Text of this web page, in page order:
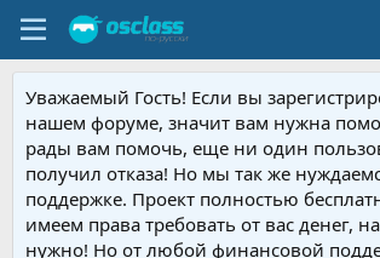
Уважаемый Гость! Если вы
нашем форуме, значит вам нужна
рады вам помочь, еще ни один
получил отказа! Но мы так же
поддержке. Проект полностью
имеем права требовать от вас денег,
нужно! Но от любой финансовой